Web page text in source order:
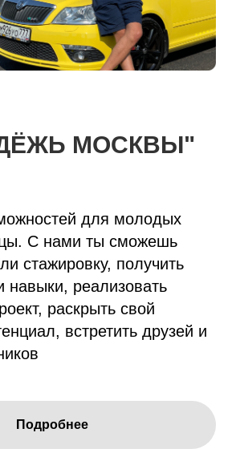
МОСКВЫ"
для молодых
С нами ты сможешь
стажировку, получить
навыки, реализовать
раскрыть свой
встретить друзей и
Подробнее